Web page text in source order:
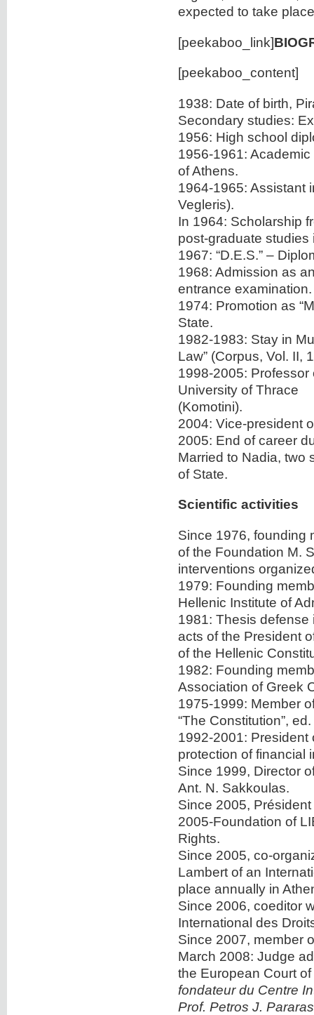
expected to take
[peekaboo_link]
[peekaboo_content]
1938: Date of birth,
Secondary studies:
1956: High school
1956-1961:
of Athens.
1964-1965: Assistant
Vegleris).
In 1964: Scholarship
post-graduate studies
1967: “D.E.S.” –
1968: Admission as
entrance examination.
1974: Promotion as
State.
1982-1983: Stay in
Law” (Corpus, Vol. II,
1998-2005:
University of Thrace
(Komotini).
2004: Vice-president
2005: End of career
Married to Nadia, two
of State.
Scientific activities
Since 1976, founding
of the Foundation M.
interventions
1979: Founding
Hellenic Institute of
1981: Thesis defense
acts of the President
of the Hellenic
1982: Founding
Association of Greek
1975-1999: Member
“The Constitution”,
1992-2001: President
protection of financial
Since 1999, Director
Ant. N. Sakkoulas.
Since 2005,
2005-Foundation of
Rights.
Since 2005, co-
Lambert of an
place annually in
Since 2006, coeditor
International des
Since 2007, member
March 2008: Judge
the European Court
fondateur du Centre
Prof. Petros J.